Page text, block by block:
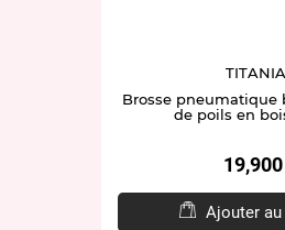
TITANIA
Brosse pneumatique
de poils en
Prix19,900
Ajouter au